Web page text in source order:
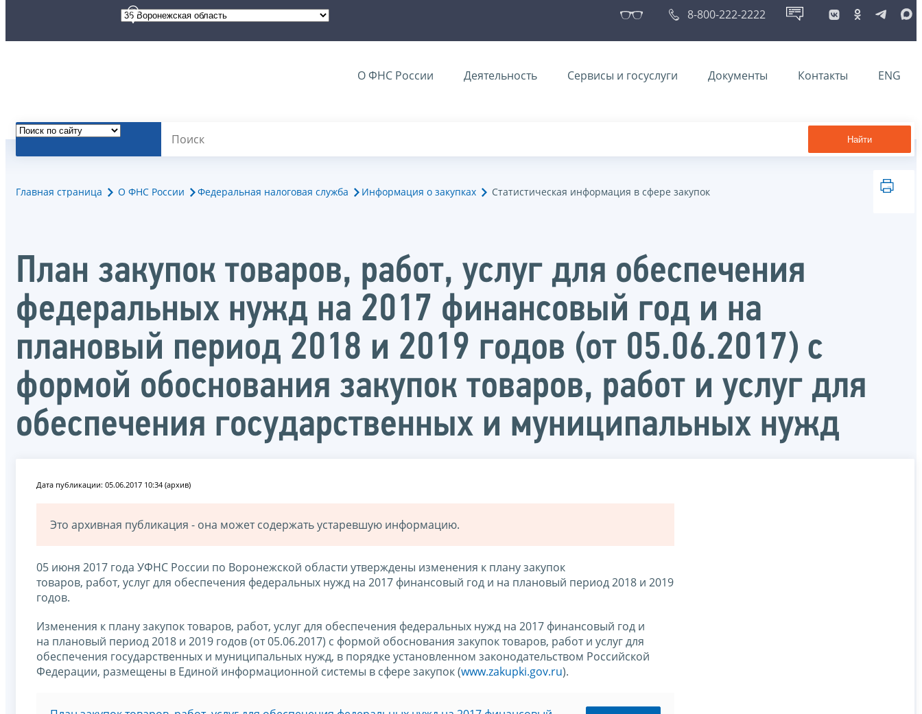
8-800-222-2222
О ФНС России Деятельность Сервисы и госуслуги Документы Контакты ENG
Найти
Главная страница О ФНС России Федеральная налоговая служба Информация о закупках Статистическая информация в сфере закупок
План закупок товаров, работ, услуг для обеспечения
федеральных нужд на 2017 финансовый год и на
плановый период 2018 и 2019 годов (от 05.06.2017) с
формой обоснования закупок товаров, работ и услуг для
обеспечения государственных и муниципальных нужд
Дата публикации: 05.06.2017 10:34 (архив)
Это архивная публикация - она может содержать устаревшую информацию.
05 июня 2017 года УФНС России по Воронежской области утверждены изменения к плану закупок
товаров, работ, услуг для обеспечения федеральных нужд на 2017 финансовый год и на плановый период 2018 и 2019
годов.
Изменения к плану закупок товаров, работ, услуг для обеспечения федеральных нужд на 2017 финансовый год и
на плановый период 2018 и 2019 годов (от 05.06.2017) с формой обоснования закупок товаров, работ и услуг для
обеспечения государственных и муниципальных нужд, в порядке установленном законодательством Российской
Федерации, размещены в Единой информационной системы в сфере закупок (www.zakupki.gov.ru).